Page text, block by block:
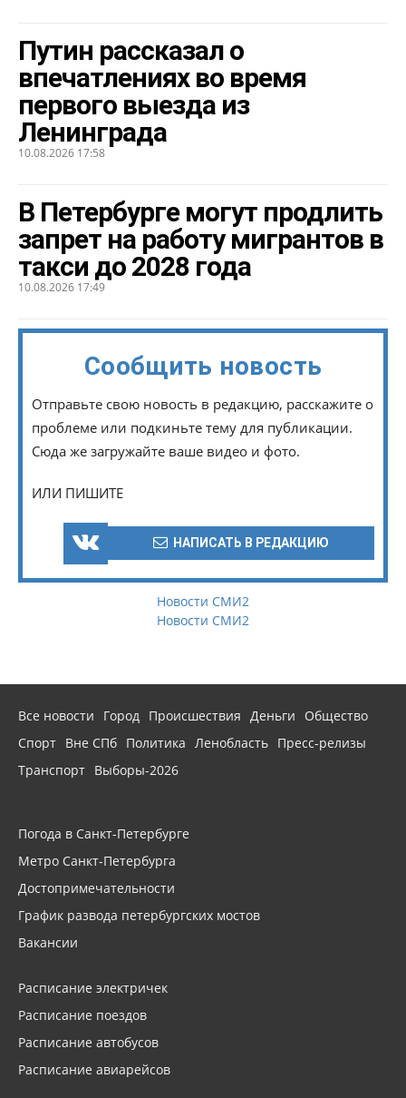
Путин рассказал о
впечатлениях во время
первого выезда из
Ленинграда
10.08.2026 17:58
В Петербурге могут продлить
запрет на работу мигрантов в
такси до 2028 года
10.08.2026 17:49
Сообщить новость
Отправьте свою новость в редакцию, расскажите о
проблеме или подкиньте тему для публикации.
Сюда же загружайте ваше видео и фото.
ИЛИ ПИШИТЕ
НАПИСАТЬ В РЕДАКЦИЮ
Новости СМИ2
Новости СМИ2
Все новости Город Происшествия Деньги
Общество
Спорт Вне СПб Политика Ленобласть Пресс-релизы
Транспорт Выборы-2026
Погода в Санкт-Петербурге
Метро Санкт-Петербурга
Достопримечательности
График развода петербургских мостов
Вакансии
Расписание электричек
Расписание поездов
Расписание автобусов
Расписание авиарейсов